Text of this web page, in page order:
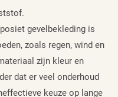
gevelbekleding is
zoals regen, wind en
zijn kleur en
dat er veel onderhoud
keuze op lange